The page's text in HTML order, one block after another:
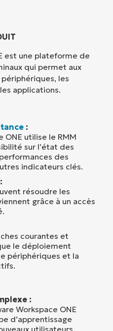
est une plateforme de
qui permet aux
les
applications.
:
ONE utilise le RMM
sur l’état des
des
indicateurs clés.
:
résoudre les
grâce à un accès
courantes et
le déploiement
périphériques et la
:
Workspace ONE
d’apprentissage
utilisateurs.